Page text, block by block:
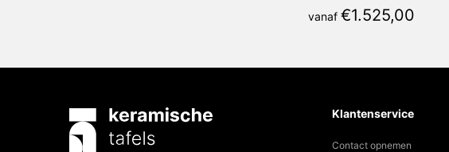
vanaf €1.525,00
Klantenservice
Contact opnemen